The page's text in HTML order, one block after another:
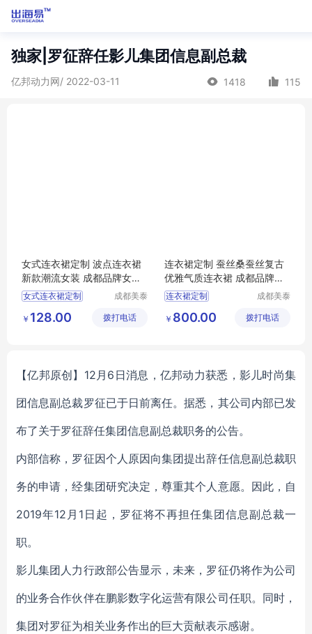
独家|罗征辞任影儿集团信息副总裁
亿邦动力网/ 2022-03-11 1418 115
女式连衣裙定制 波点连衣裙
新款潮流女装 成都品牌女装
生产厂家<厂家定制 量大价优
>美泰来服饰 大型工厂欢迎参
观
女式连衣裙定制
新款潮流女装
成都美泰
限公司
￥ 128.00 拨打电话
连衣裙定制 蚕丝桑蚕丝复古
优雅气质连衣裙 成都品牌女
装生产厂家<厂家定制 量大价
优 >美泰来服饰 大型工厂欢
迎参观
连衣裙定制
成都品牌女装生产厂家
成都美泰
限公司
￥ 800.00 拨打电话
【亿邦原创】12月6日消息，亿邦动力获悉，影儿时尚集
团信息副总裁罗征已于日前离任。据悉，其公司内部已发
布了关于罗征辞任集团信息副总裁职务的公告。
内部信称，罗征因个人原因向集团提出辞任信息副总裁职
务的申请，经集团研究决定，尊重其个人意愿。因此，自
2019年12月1日起，罗征将不再担任集团信息副总裁一
职。
影儿集团人力行政部公告显示，未来，罗征仍将作为公司
的业务合作伙伴在鹏影数字化运营有限公司任职。同时，
集团对罗征为相关业务作出的巨大贡献表示感谢。